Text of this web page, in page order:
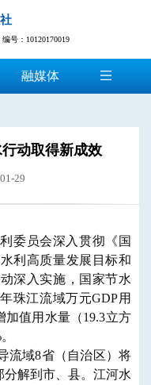
号：10120170019
融媒体
动取得新成效
29
委员会深入贯彻《国
利高质量发展目标和
深入实施，国家节水
珠江流域万元GDP用
加值用水量（19.3立方
流域8省（自治区）将
分解到市、县。江河水